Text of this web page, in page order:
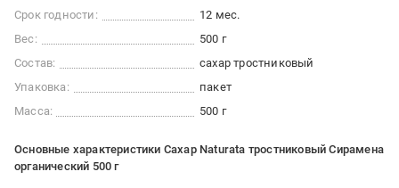
Срок годности:
12 мес.
Вес:
500 г
Состав:
сахар тростниковый
Упаковка:
пакет
Масса:
500 г
Основные характеристики Сахар Naturata тростниковый Сирамена
органический 500 г